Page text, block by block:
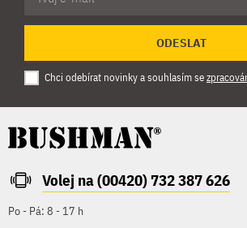
ODESLAT
Chci odebírat novinky a souhlasím se
Volej na (00420) 732 387 626
Po - Pá: 8 - 17 h